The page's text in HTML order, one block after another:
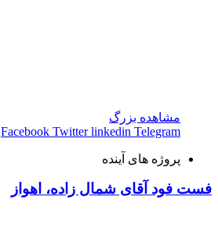
مشاهده بزرگ
Facebook Twitter linkedin Telegram
پروژه های آینده
فست فود آقای شمال زاده، اهواز